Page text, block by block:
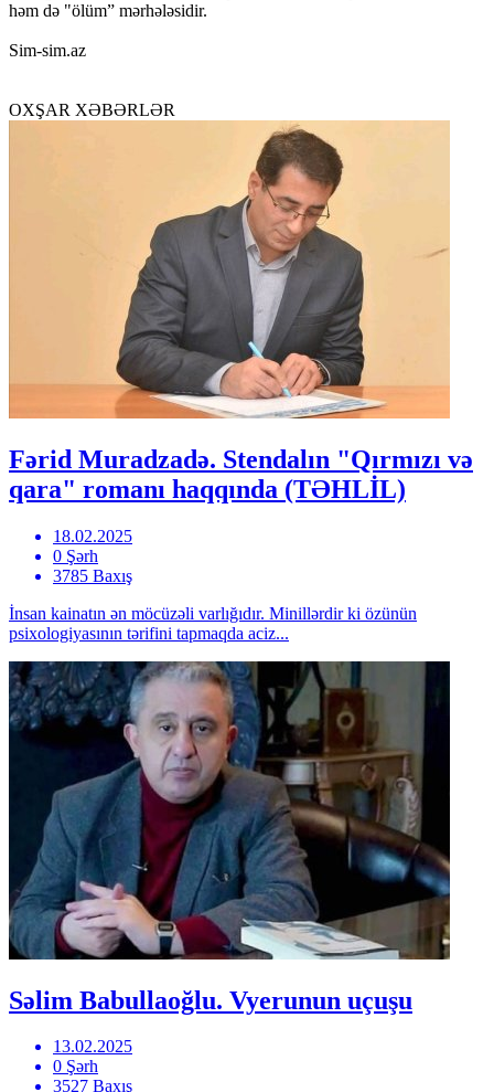
həm də "ölüm” mərhələsidir.
Sim-sim.az
OXŞAR XƏBƏRLƏR
Fərid Muradzadə. Stendalın "Qırmızı və
qara" romanı haqqında (TƏHLİL)
18.02.2025
0 Şərh
3785 Baxış
İnsan kainatın ən möcüzəli varlığıdır. Minillərdir ki özünün
psixologiyasının tərifini tapmaqda aciz...
Səlim Babullaoğlu. Vyerunun uçuşu
13.02.2025
0 Şərh
3527 Baxış